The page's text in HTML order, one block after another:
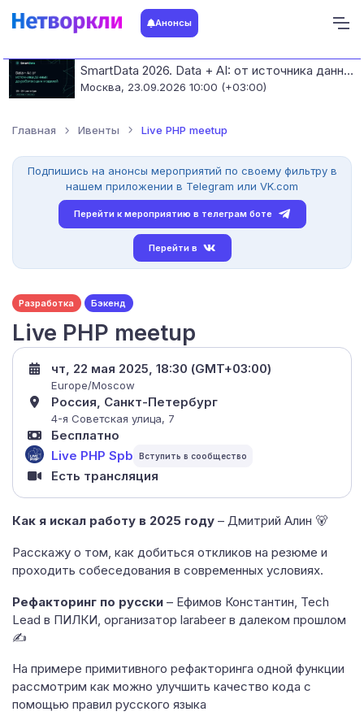
Анонсы
SmartData 2026. Data + AI: от источника данных до работающих моделей
Москва, 23.09.2026 10:00 (+03:00)
Главная Ивенты Live PHP meetup
Подпишись на анонсы мероприятий по своему фильтру в
нашем приложении в Telegram или VK.com
Перейти к мероприятию в телеграм боте
Перейти в
Разработка Бэкенд
Live PHP meetup
Как я искал работу в 2025 году – Дмитрий Алин 🐻
Расскажу о том, как добиться откликов на резюме и
проходить собеседования в современных условиях.
Рефакторинг по русски – Ефимов Константин, Tech
Lead в ПИЛКИ, организатор larabeer в далеком прошлом
✍
На примере примитивного рефакторинга одной функции
рассмотрим как можно улучшить качество кода с
помощью правил русского языка
чт, 22 мая 2025, 18:30 (GMT+03:00)
Europe/Moscow
Россия, Санкт-Петербург
4-я Советская улица, 7
Бесплатно
Live PHP Spb
Есть трансляция